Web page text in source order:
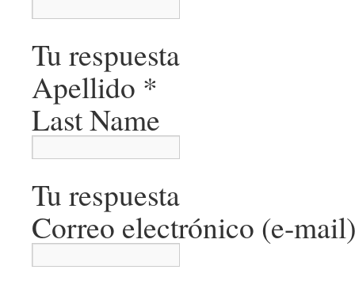
Tu respuesta
Apellido *
Last Name
Tu respuesta
Correo electrónico (e-mail)